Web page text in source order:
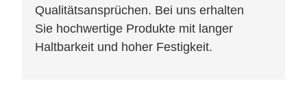
Qualitätsansprüchen. Bei uns erhalten
Sie hochwertige Produkte mit langer
Haltbarkeit und hoher Festigkeit.